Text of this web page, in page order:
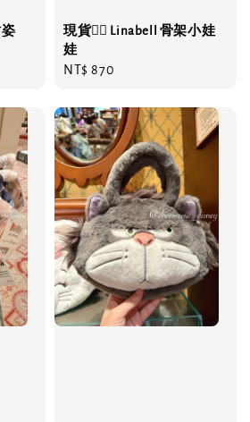
現貨❤️‍🔥 Linabell 骨架小娃
娃
Regular
NT$ 870